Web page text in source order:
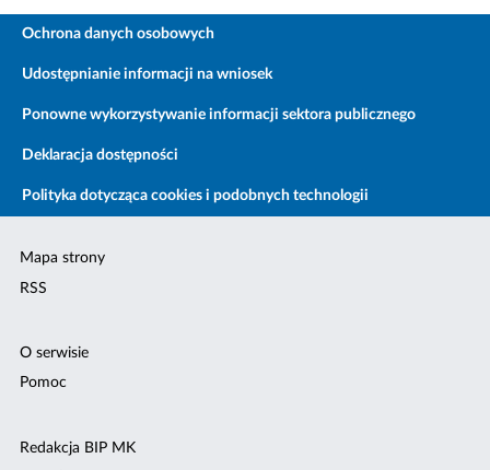
Ochrona danych osobowych
Udostępnianie informacji na wniosek
Ponowne wykorzystywanie informacji sektora publicznego
Deklaracja dostępności
Polityka dotycząca cookies i podobnych technologii
Mapa strony
RSS
O serwisie
Pomoc
Redakcja BIP MK